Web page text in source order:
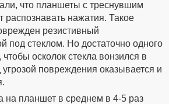
что планшеты с треснувшим
нажатия. Такое
резистивный
под стеклом. Но достаточно одного
осколок стекла вонзился в
угрозой повреждения оказывается и
на планшет в среднем в 4-5 раз